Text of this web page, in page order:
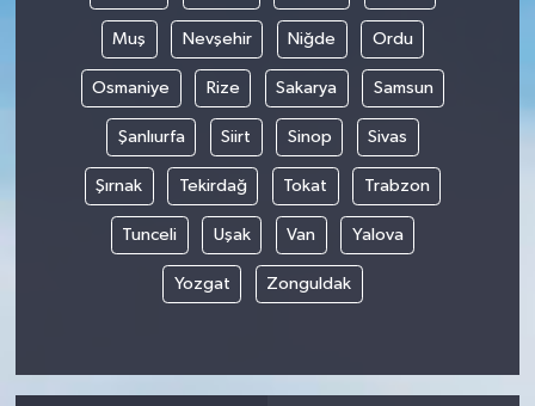
Muş Nevşehir Niğde Ordu
Osmaniye Rize Sakarya Samsun
Şanlıurfa Siirt Sinop Sivas
Şırnak Tekirdağ Tokat Trabzon
Tunceli Uşak Van Yalova
Yozgat Zonguldak